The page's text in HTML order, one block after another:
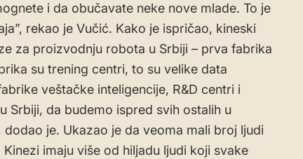
i da obučavate neke nove mlade. To je
rekao je Vučić. Kako je ispričao, kineski
za proizvodnju robota u Srbiji – prva fabrika
su trening centri, to su velike data
veštačke inteligencije, R&D centri i
Srbiji, da budemo ispred svih ostalih u
dodao je. Ukazao je da veoma mali broj ljudi
imaju više od hiljadu ljudi koji svake